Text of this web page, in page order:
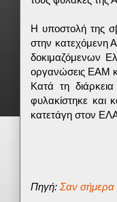
Η υποστολή της
στην κατεχόμενη
δοκιμαζόμενων
οργανώσεις ΕΑΜ
Κατά τη
φυλακίστηκε και
κατετάγη στον
Πηγή: Σαν σήμερα